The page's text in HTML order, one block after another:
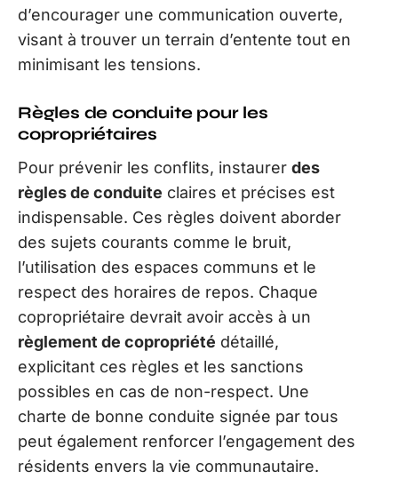
d’encourager une communication ouverte,
visant à trouver un terrain d’entente tout en
minimisant les tensions.
Règles de conduite pour les
copropriétaires
Pour prévenir les conflits, instaurer des
règles de conduite claires et précises est
indispensable. Ces règles doivent aborder
des sujets courants comme le bruit,
l’utilisation des espaces communs et le
respect des horaires de repos. Chaque
copropriétaire devrait avoir accès à un
règlement de copropriété détaillé,
explicitant ces règles et les sanctions
possibles en cas de non-respect. Une
charte de bonne conduite signée par tous
peut également renforcer l’engagement des
résidents envers la vie communautaire.